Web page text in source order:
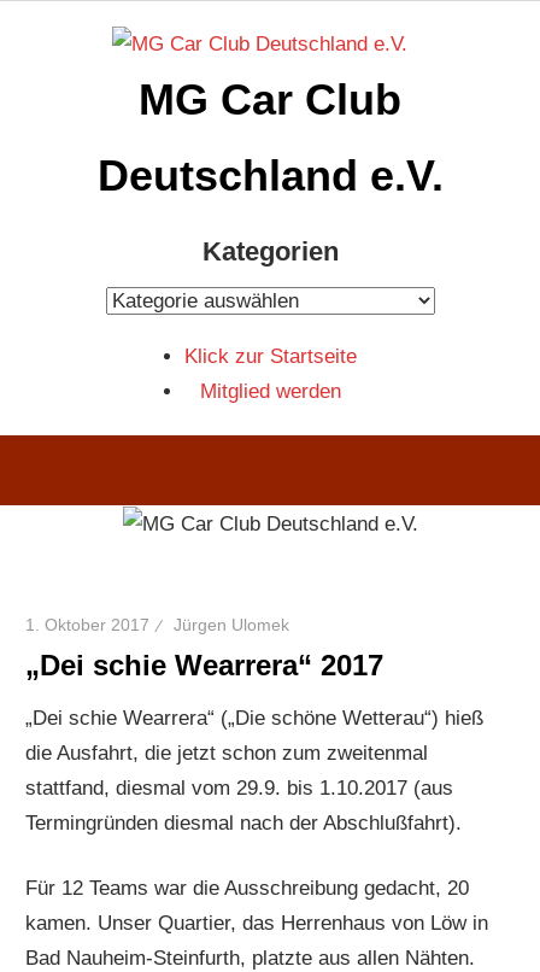
MG Car Club
Deutschland e.V.
Kategorien
Kategorien
Klick zur Startseite
Mitglied werden
1. Oktober 2017 Jürgen Ulomek
„Dei schie Wearrera“ 2017
„Dei schie Wearrera“ („Die schöne Wetterau“) hieß
die Ausfahrt, die jetzt schon zum zweitenmal
stattfand, diesmal vom 29.9. bis 1.10.2017 (aus
Termingründen diesmal nach der Abschlußfahrt).
Für 12 Teams war die Ausschreibung gedacht, 20
kamen. Unser Quartier, das Herrenhaus von Löw in
Bad Nauheim-Steinfurth, platzte aus allen Nähten.